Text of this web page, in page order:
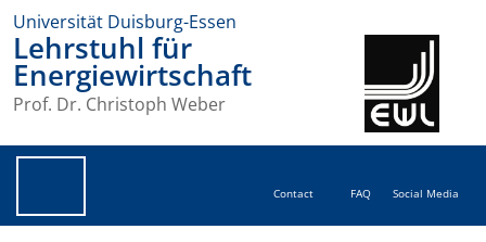
Universität Duisburg-Essen
Lehrstuhl für
Energiewirtschaft
Prof. Dr. Christoph Weber
Contact FAQ Social Media